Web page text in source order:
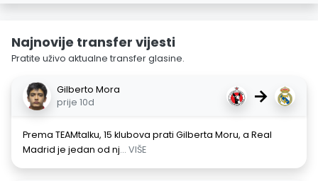
Najnovije transfer vijesti
Pratite uživo aktualne transfer glasine.
Gilberto Mora
prije 10d
→
Prema TEAMtalku, 15 klubova prati Gilberta Moru, a Real
Madrid je jedan od nj... VIŠE